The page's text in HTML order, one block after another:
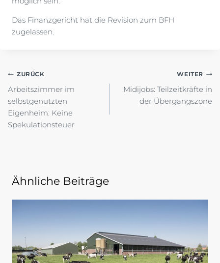
Das Finanzgericht hat die Revision zum BFH
zugelassen.
Beitragsnavigation
ZURÜCK
Arbeitszimmer im
selbstgenutzten
Eigenheim: Keine
Spekulationsteuer
WEITER
Midijobs: Teilzeitkräfte in
der Übergangszone
Ähnliche Beiträge